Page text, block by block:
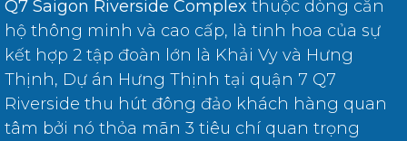
Q7 Saigon Riverside Complex thuộc dòng căn
hộ thông minh và cao cấp, là tinh hoa của sự
kết hợp 2 tập đoàn lớn là Khải Vy và Hưng
Thịnh, Dự án Hưng Thịnh tại quận 7 Q7
Riverside thu hút đông đảo khách hàng quan
tâm bởi nó thỏa mãn 3 tiêu chí quan trọng